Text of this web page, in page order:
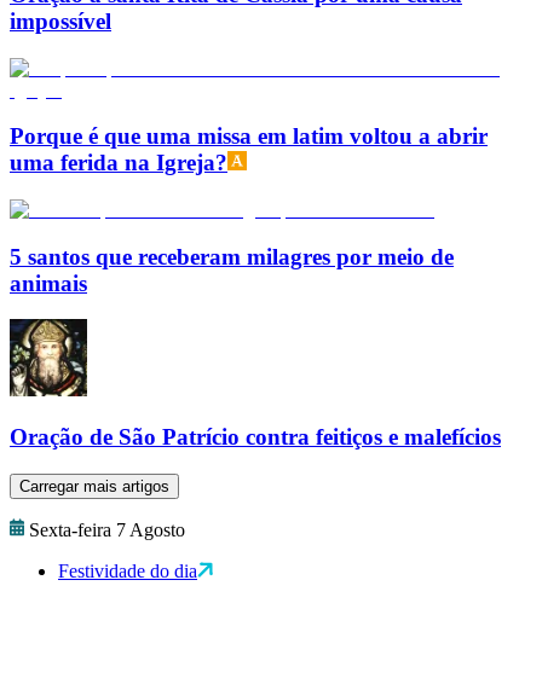
impossível
Porque é que uma missa em latim voltou a abrir
uma ferida na Igreja?
5 santos que receberam milagres por meio de
animais
Oração de São Patrício contra feitiços e malefícios
Carregar mais artigos
Sexta-feira 7 Agosto
Festividade do dia